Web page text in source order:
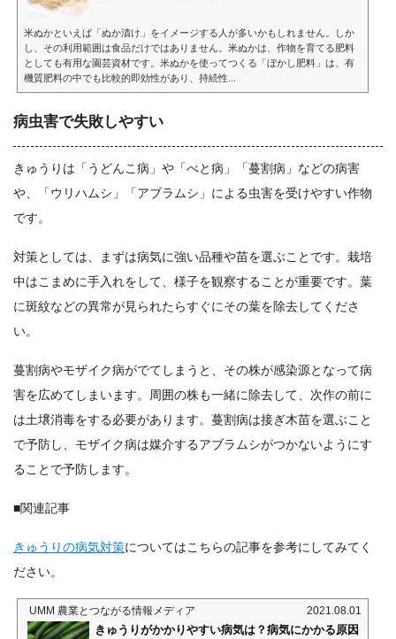
米ぬかといえば「ぬか漬け」をイメージする人が多いかもしれません。しか
し、その利用範囲は食品だけではありません。米ぬかは、作物を育てる肥料
としても有用な園芸資材です。米ぬかを使ってつくる「ぼかし肥料」は、有
機質肥料の中でも比較的即効性があり、持続性...
病虫害で失敗しやすい
きゅうりは「うどんこ病」や「べと病」「蔓割病」などの病害
や、「ウリハムシ」「アブラムシ」による虫害を受けやすい作物
です。
対策としては、まずは病気に強い品種や苗を選ぶことです。栽培
中はこまめに手入れをして、様子を観察することが重要です。葉
に斑紋などの異常が見られたらすぐにその葉を除去してくださ
い。
蔓割病やモザイク病がでてしまうと、その株が感染源となって病
害を広めてしまいます。周囲の株も一緒に除去して、次作の前に
は土壌消毒をする必要があります。蔓割病は接ぎ木苗を選ぶこと
で予防し、モザイク病は媒介するアブラムシがつかないようにす
ることで予防します。
■関連記事
きゅうりの病気対策についてはこちらの記事を参考にしてみてく
ださい。
UMM 農業とつながる情報メディア 2021.08.01
きゅうりがかかりやすい病気は？病気にかかる原因